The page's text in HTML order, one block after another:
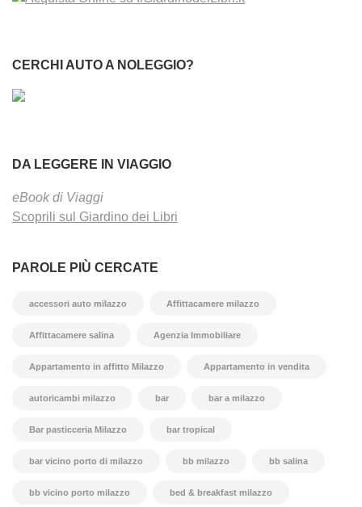
CERCHI AUTO A NOLEGGIO?
DA LEGGERE IN VIAGGIO
eBook di Viaggi
Scoprili sul Giardino dei Libri
PAROLE PIÙ CERCATE
accessori auto milazzo Affittacamere milazzo
Affittacamere salina Agenzia Immobiliare
Appartamento in affitto Milazzo Appartamento in vendita
autoricambi milazzo bar bar a milazzo
Bar pasticceria Milazzo bar tropical
bar vicino porto di milazzo bb milazzo bb salina
bb vicino porto milazzo bed & breakfast milazzo